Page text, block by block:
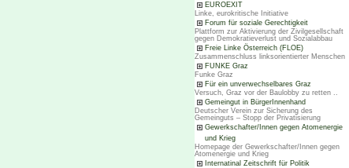
EUROEXIT
Linke, eurokritische Initiative
Forum für soziale Gerechtigkeit
Plattform zur Aktivierung der Zivilgesellschaft
gegen Demokratieverlust und Sozialabbau
Freie Linke Österreich (FLOE)
Zusammenschluss linksorientierter Menschen
FUNKE Graz
Funke Graz
Für ein unverwechselbares Graz
Versuch, Graz vor der Baulobby zu retten ..
Gemeingut in BürgerInnenhand
Deutscher Verein zur Sicherung des
Gemeinguts – Stopp der Privatisierung
Gewerkschafter/Innen gegen Atomenergie
und Krieg
Homepage der Gewerkschafter/Innen gegen
Atomenergie und Krieg
Internatinal Zeitschrift für Politik